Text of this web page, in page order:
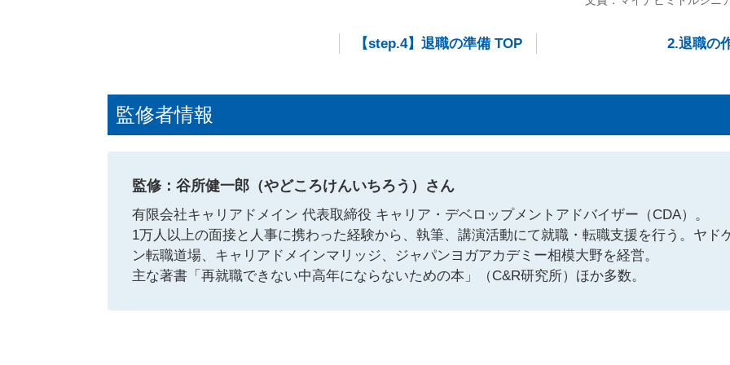
【step.4】 退職の準備 TOP 2.退職の
監修者情報
監修：谷所健一郎（やどころけんいちろう）さん
有限会社キャリアドメイン 代表取締役 キャリア・デベロップメントアドバイザー（CDA）。
1万人以上の面接と人事に携わった経験から、執筆、講演活動にて就職・転職支援を行う。ヤド
ン転職道場、キャリアドメインマリッジ、ジャパンヨガアカデミー相模大野を経営。
主な著書「再就職できない中高年にならないための本」（C&R研究所）ほか多数。